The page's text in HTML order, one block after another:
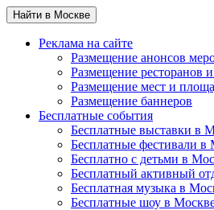
Найти в Москве
Реклама на сайте
Размещение анонсов
Размещение ресторанов
Размещение мест и
Размещение баннеров
Бесплатные события
Бесплатные выставки в
Бесплатные фестивали в
Бесплатно с детьми в
Бесплатный активный
Бесплатная музыка в
Бесплатные шоу в